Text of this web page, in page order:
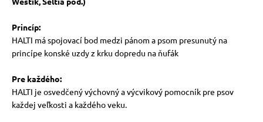
Princíp:
HALTI má spojovací bod medzi pánom a psom presunutý na
princípe konské uzdy z krku dopredu na ňufák
Pre každého:
HALTI je osvedčený výchovný a výcvikový pomocník pre psov
každej veľkosti a každého veku.